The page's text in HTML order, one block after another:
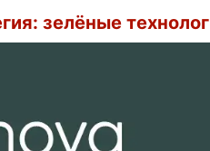
зелёные